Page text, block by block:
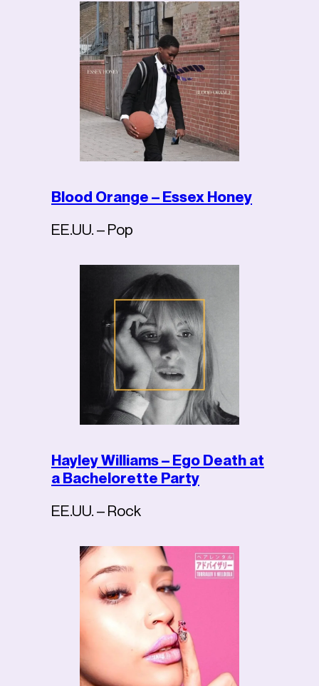
Blood Orange – Essex Honey
EE.UU. – Pop
Hayley Williams – Ego Death at
a Bachelorette Party
EE.UU. – Rock